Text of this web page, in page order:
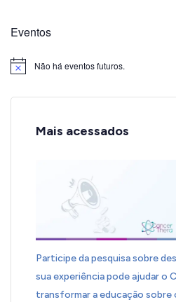
Eventos
Notice Não há eventos futuros.
Mais acessados
Participe da pesquisa sobre
sua experiência pode ajudar o
transformar a educação sobre